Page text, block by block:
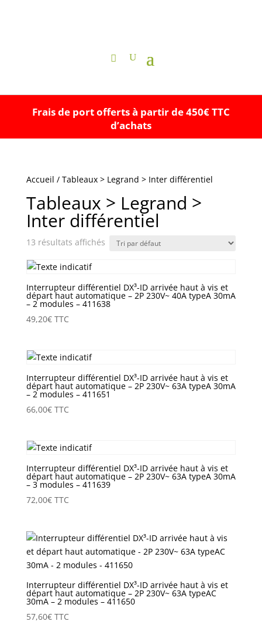
Frais de port offerts à partir de 450€ TTC
d’achats
Accueil / Tableaux > Legrand > Inter différentiel
Tableaux > Legrand >
Inter différentiel
13 résultats affichés
Interrupteur différentiel DX³-ID arrivée haut à vis et
départ haut automatique – 2P 230V~ 40A typeA 30mA
– 2 modules – 411638
49,20€ TTC
Interrupteur différentiel DX³-ID arrivée haut à vis et
départ haut automatique – 2P 230V~ 63A typeA 30mA
– 2 modules – 411651
66,00€ TTC
Interrupteur différentiel DX³-ID arrivée haut à vis et
départ haut automatique – 2P 230V~ 63A typeA 30mA
– 3 modules – 411639
72,00€ TTC
Interrupteur différentiel DX³-ID arrivée haut à vis et
départ haut automatique – 2P 230V~ 63A typeAC
30mA – 2 modules – 411650
57,60€ TTC